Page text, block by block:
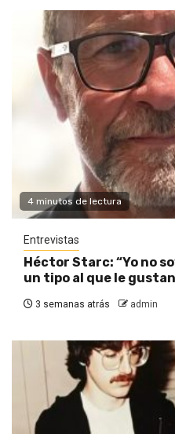
4 minutos de lectura
Entrevistas
Héctor Starc: “Yo no
un tipo al que le
3 semanas atrás admin